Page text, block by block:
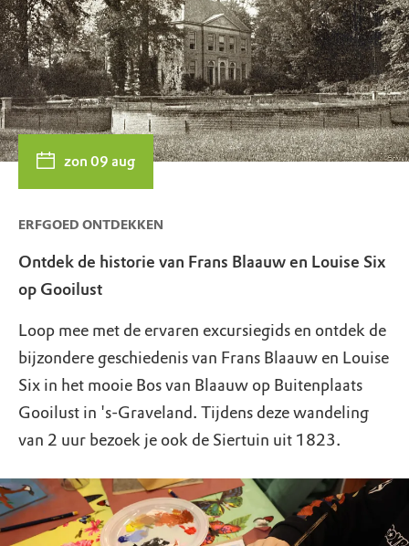
zon 09 aug
ERFGOED ONTDEKKEN
Ontdek de historie van Frans Blaauw en Louise Six
op Gooilust
Loop mee met de ervaren excursiegids en ontdek de
bijzondere geschiedenis van Frans Blaauw en Louise
Six in het mooie Bos van Blaauw op Buitenplaats
Gooilust in 's-Graveland. Tijdens deze wandeling
van 2 uur bezoek je ook de Siertuin uit 1823.